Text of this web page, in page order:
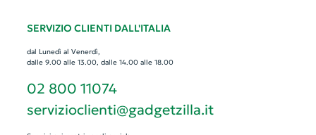
SERVIZIO CLIENTI DALL'ITALIA
dal Lunedì al Venerdì,
dalle 9.00 alle 13.00, dalle 14.00 alle 18.00
02 800 11074
servizioclienti@gadgetzilla.it